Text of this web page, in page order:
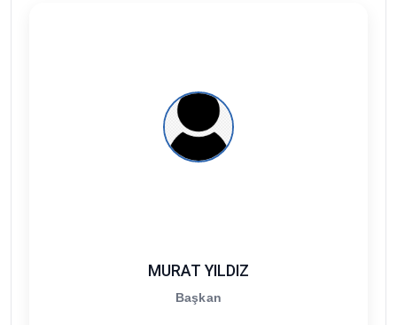
MURAT YILDIZ
Başkan